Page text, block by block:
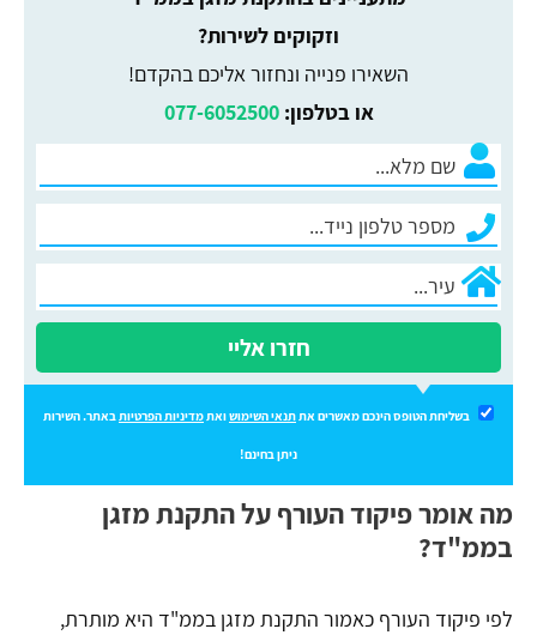
וזקוקים לשירות?
השאירו פנייה ונחזור אליכם בהקדם!
או בטלפון:077-6052500
חזרו אליי
בשליחת הטופס הינכם מאשרים אתתנאי השימושואתמדיניות הפרטיותבאתר. השירות
ניתן בחינם!
מה אומר פיקוד העורף על התקנת מזגן
בממ"ד?
לפי פיקוד העורף כאמור התקנת מזגן בממ"ד היא מותרת,